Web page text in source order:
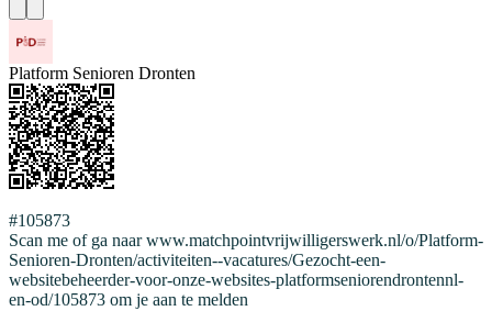
Platform Senioren Dronten
#105873
Scan me of ga naar www.matchpointvrijwilligerswerk.nl/o/Platform-
Senioren-Dronten/activiteiten--vacatures/Gezocht-een-
websitebeheerder-voor-onze-websites-platformseniorendrontennl-
en-od/105873 om je aan te melden